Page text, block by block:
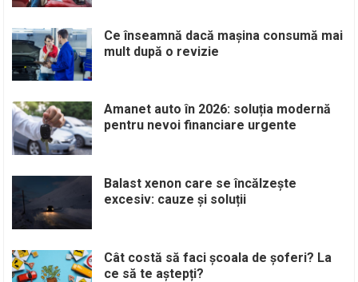
Ce înseamnă dacă mașina consumă mai
mult după o revizie
Amanet auto în 2026: soluția modernă
pentru nevoi financiare urgente
Balast xenon care se încălzește
excesiv: cauze și soluții
Cât costă să faci școala de șoferi? La
ce să te aștepți?